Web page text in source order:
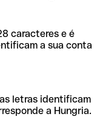
caracteres e é
a sua conta
letras identificam
a Hungria.